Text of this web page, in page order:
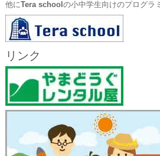
他にTera school の小中学生向けのプログラ
リンク